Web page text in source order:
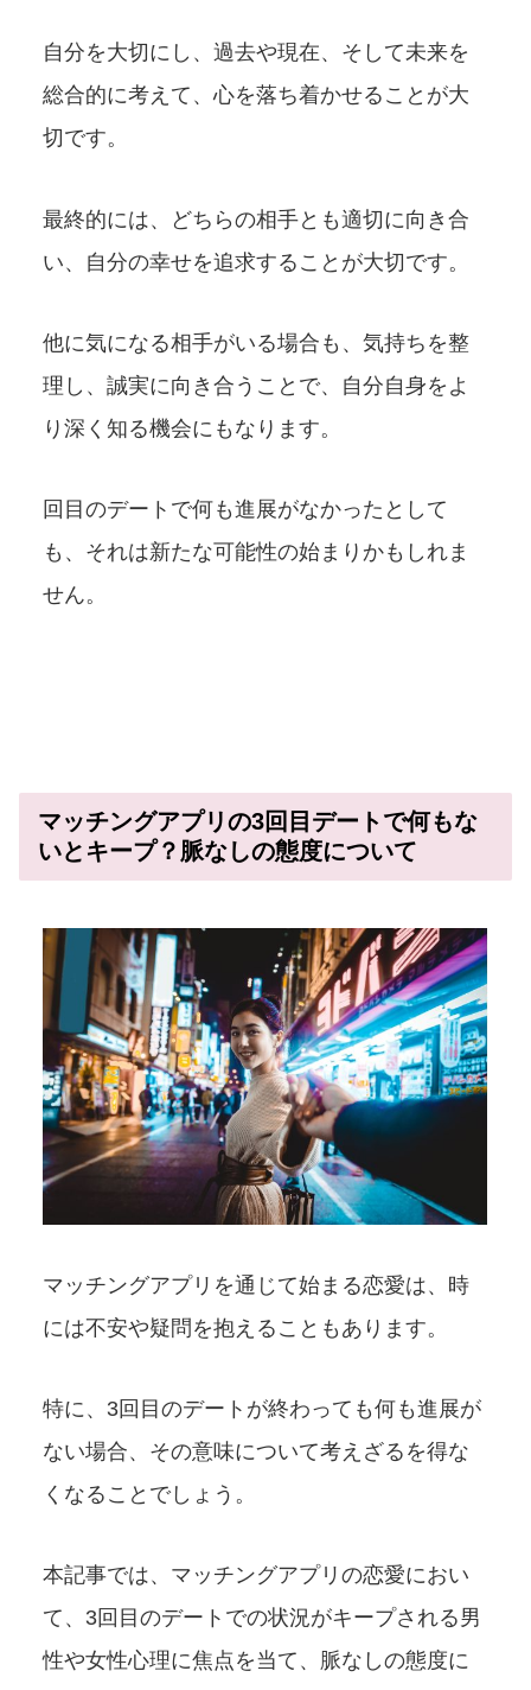
自分を大切にし、過去や現在、そして未来を
総合的に考えて、心を落ち着かせることが大
切です。
最終的には、どちらの相手とも適切に向き合
い、自分の幸せを追求することが大切です。
他に気になる相手がいる場合も、気持ちを整
理し、誠実に向き合うことで、自分自身をよ
り深く知る機会にもなります。
回目のデートで何も進展がなかったとして
も、それは新たな可能性の始まりかもしれま
せん。
マッチングアプリの3回目デートで何もな
いとキープ？脈なしの態度について
マッチングアプリを通じて始まる恋愛は、時
には不安や疑問を抱えることもあります。
特に、3回目のデートが終わっても何も進展が
ない場合、その意味について考えざるを得な
くなることでしょう。
本記事では、マッチングアプリの恋愛におい
て、3回目のデートでの状況がキープされる男
性や女性心理に焦点を当て、脈なしの態度に